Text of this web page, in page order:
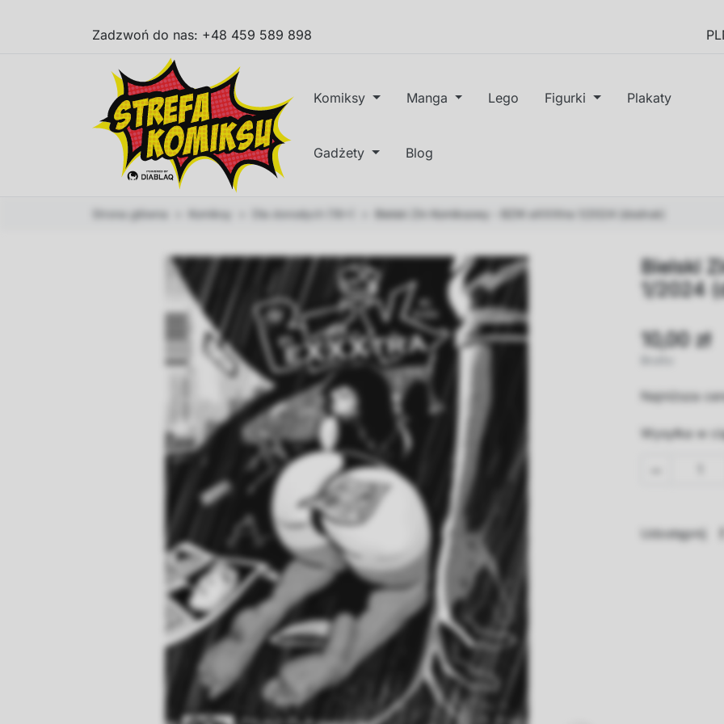
Zadzwoń do nas: +48 459 589 898
Komiksy Manga Lego Figurki Plakaty
Gadżety Blog
Strona główna Komiksy Dla dorosłych (18+) Bielski Zin Komiksowy - BZIK eXXXtra 1/2024 (dodruk)
Bielski
1/2024
10,00 zł
Najniższa
Wysyłka w
Udostępnij